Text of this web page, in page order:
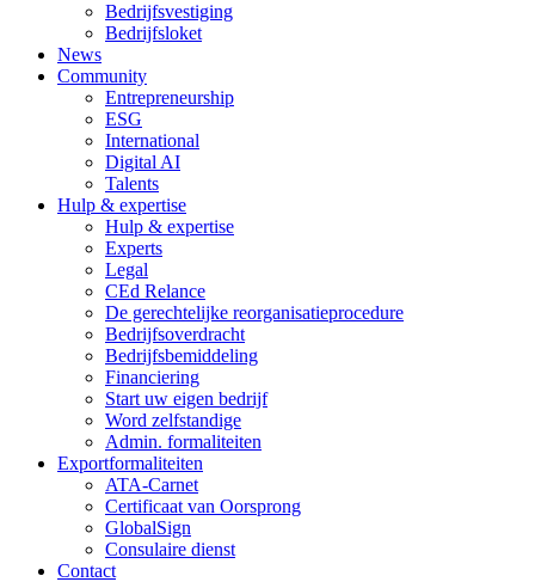
Bedrijfsvestiging
Bedrijfsloket
News
Community
Entrepreneurship
ESG
International
Digital AI
Talents
Hulp & expertise
Hulp & expertise
Experts
Legal
CEd Relance
De gerechtelijke reorganisatieprocedure
Bedrijfsoverdracht
Bedrijfsbemiddeling
Financiering
Start uw eigen bedrijf
Word zelfstandige
Admin. formaliteiten
Exportformaliteiten
ATA-Carnet
Certificaat van Oorsprong
GlobalSign
Consulaire dienst
Contact